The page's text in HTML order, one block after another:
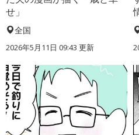
せ」
全国
2026年5月11日 09:43 更新